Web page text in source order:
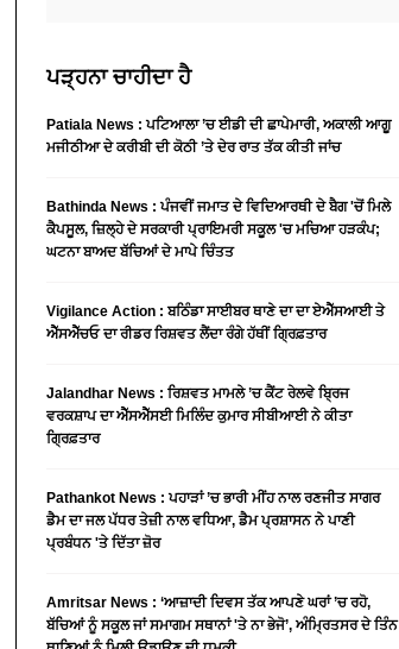
ਪੜ੍ਹਨਾ ਚਾਹੀਦਾ ਹੈ
Patiala News : ਪਟਿਆਲਾ ’ਚ ਈਡੀ ਦੀ ਛਾਪੇਮਾਰੀ, ਅਕਾਲੀ ਆਗੂ
ਮਜੀਠੀਆ ਦੇ ਕਰੀਬੀ ਦੀ ਕੋਠੀ ’ਤੇ ਦੇਰ ਰਾਤ ਤੱਕ ਕੀਤੀ ਜਾਂਚ
Bathinda News : ਪੰਜਵੀਂ ਜਮਾਤ ਦੇ ਵਿਦਿਆਰਥੀ ਦੇ ਬੈਗ 'ਚੋਂ ਮਿਲੇ
ਕੈਪਸੂਲ, ਜ਼ਿਲ੍ਹੇ ਦੇ ਸਰਕਾਰੀ ਪ੍ਰਾਇਮਰੀ ਸਕੂਲ 'ਚ ਮਚਿਆ ਹੜਕੰਪ;
ਘਟਨਾ ਬਾਅਦ ਬੱਚਿਆਂ ਦੇ ਮਾਪੇ ਚਿੰਤਤ
Vigilance Action : ਬਠਿੰਡਾ ਸਾਈਬਰ ਥਾਣੇ ਦਾ ਦਾ ਏਐੱਸਆਈ ਤੇ
ਐੱਸਐੱਚਓ ਦਾ ਰੀਡਰ ਰਿਸ਼ਵਤ ਲੈਂਦਾ ਰੰਗੇ ਹੱਥੀਂ ਗ੍ਰਿਫ਼ਤਾਰ
Jalandhar News : ਰਿਸ਼ਵਤ ਮਾਮਲੇ ’ਚ ਕੈਂਟ ਰੇਲਵੇ ਬ੍ਰਿਜ
ਵਰਕਸ਼ਾਪ ਦਾ ਐੱਸਐੱਸਈ ਮਿਲਿੰਦ ਕੁਮਾਰ ਸੀਬੀਆਈ ਨੇ ਕੀਤਾ
ਗ੍ਰਿਫ਼ਤਾਰ
Pathankot News : ਪਹਾੜਾਂ ’ਚ ਭਾਰੀ ਮੀਂਹ ਨਾਲ ਰਣਜੀਤ ਸਾਗਰ
ਡੈਮ ਦਾ ਜਲ ਪੱਧਰ ਤੇਜ਼ੀ ਨਾਲ ਵਧਿਆ, ਡੈਮ ਪ੍ਰਸ਼ਾਸਨ ਨੇ ਪਾਣੀ
ਪ੍ਰਬੰਧਨ 'ਤੇ ਦਿੱਤਾ ਜ਼ੋਰ
Amritsar News : ‘ਆਜ਼ਾਦੀ ਦਿਵਸ ਤੱਕ ਆਪਣੇ ਘਰਾਂ ’ਚ ਰਹੋ,
ਬੱਚਿਆਂ ਨੂੰ ਸਕੂਲ ਜਾਂ ਸਮਾਗਮ ਸਥਾਨਾਂ 'ਤੇ ਨਾ ਭੇਜੋ’, ਅੰਮ੍ਰਿਤਸਰ ਦੇ ਤਿੰਨ